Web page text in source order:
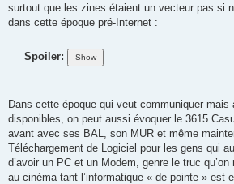
surtout que les zines étaient un vecteur pas si
dans cette époque pré-Internet :
Spoiler:
Dans cette époque qui veut communiquer mais
disponibles, on peut aussi évoquer le 3615
avant avec ses BAL, son MUR et même
Téléchargement de Logiciel pour les gens qui
d’avoir un PC et un Modem, genre le truc
au cinéma tant l’informatique « de pointe » est